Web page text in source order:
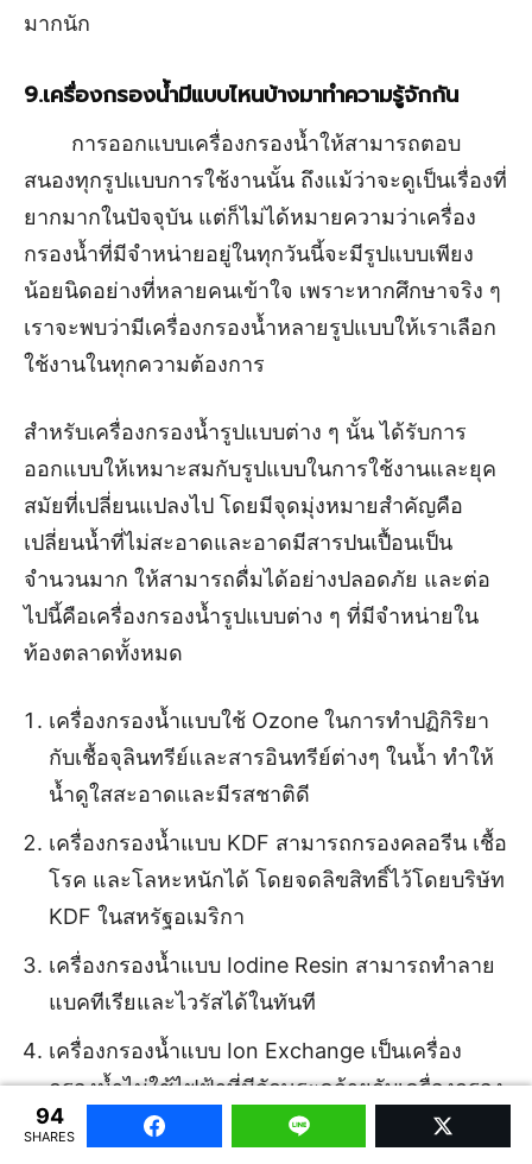
มากนัก
9.เครื่องกรองน้ำมีแบบไหนบ้างมาทำความรู้จักกัน
การออกแบบเครื่องกรองน้ำให้สามารถตอบ
สนองทุกรูปแบบการใช้งานนั้น ถึงแม้ว่าจะดูเป็นเรื่องที่
ยากมากในปัจจุบัน แต่ก็ไม่ได้หมายความว่าเครื่อง
กรองน้ำที่มีจำหน่ายอยู่ในทุกวันนี้จะมีรูปแบบเพียง
น้อยนิดอย่างที่หลายคนเข้าใจ เพราะหากศึกษาจริง ๆ
เราจะพบว่ามีเครื่องกรองน้ำหลายรูปแบบให้เราเลือก
ใช้งานในทุกความต้องการ
สำหรับเครื่องกรองน้ำรูปแบบต่าง ๆ นั้น ได้รับการ
ออกแบบให้เหมาะสมกับรูปแบบในการใช้งานและยุค
สมัยที่เปลี่ยนแปลงไป โดยมีจุดมุ่งหมายสำคัญคือ
เปลี่ยนน้ำที่ไม่สะอาดและอาดมีสารปนเปื้อนเป็น
จำนวนมาก ให้สามารถดื่มได้อย่างปลอดภัย และต่อ
ไปนี้คือเครื่องกรองน้ำรูปแบบต่าง ๆ ที่มีจำหน่ายใน
ท้องตลาดทั้งหมด
เครื่องกรองน้ำแบบใช้ Ozone ในการทำปฏิกิริยา
กับเชื้อจุลินทรีย์และสารอินทรีย์ต่างๆ ในน้ำ ทำให้
น้ำดูใสสะอาดและมีรสชาติดี
เครื่องกรองน้ำแบบ KDF สามารถกรองคลอรีน เชื้อ
โรค และโลหะหนักได้ โดยจดลิขสิทธิ์ไว้โดยบริษัท
KDF ในสหรัฐอเมริกา
เครื่องกรองน้ำแบบ Iodine Resin สามารถทำลาย
แบคทีเรียและไวรัสได้ในทันที
เครื่องกรองน้ำแบบ Ion Exchange เป็นเครื่อง
กรองน้ำไม่ใช้ไฟฟ้าที่มีลักษระคล้ายกับเครื่องกรอง
น้ำแบบ Iodine Resin
94
SHARES